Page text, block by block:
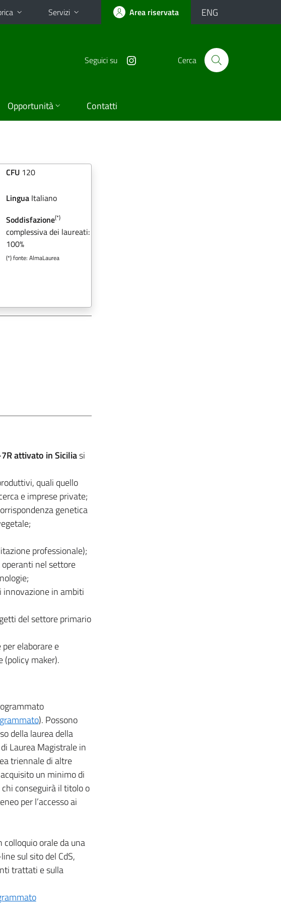
Servizi Area riservata ENG
Seguici su Cerca
Opportunità Contatti
CFU120
LinguaItaliano
Soddisfazione(*)
complessiva dei laureati:
100%
(*) fonte: AlmaLaurea
attivato in Siciliasi
quali quello
e imprese private;
genetica
professionale);
nel settore
in ambiti
del settore primario
elaborare e
maker).
). Possono
della laurea della
Laurea Magistrale in
triennale di altre
un minimo di
chi conseguirà il titolo o
per l’accesso ai
colloquio orale da una
sul sito del CdS,
trattati e sulla